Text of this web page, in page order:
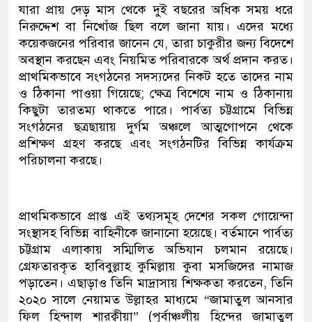
যারা প্রায় দেড় মাস থেকে দুই বছরের অধিক সময় ধরে
নিরুদ্দেশ বা নিখোঁজ ছিল বলে জানা যায়। এদের মধ্যে
কয়েকজনের পরিবার জানেন যে, তারা চাকুরীর জন্য বিদেশে
অবস্থান করছেন এবং নিয়মিত পরিবারকে অর্থ প্রদান করত।
প্রাথমিকভাবে সংগঠনের সদস্যদের নিকট হতে তাদের নাম
ও ঠিকানা পাওয়া গিয়েছে; ক্ষেত্র বিশেষে নাম ও ঠিকানায়
কিছুটা তারতম্য থাকতে পারে। পার্বত্য চট্টগ্রামে বিভিন্ন
সংগঠনের ছত্রছায়ায় দুর্গম অঞ্চলে আত্মগোপনে থেকে
প্রশিক্ষণ গ্রহণ করছে এবং সংগঠনটির বিভিন্ন কার্যক্রম
পরিচালনা করছে।
প্রাথমিকভাবে প্রাপ্ত এই তথ্যসমূহ দেশের সকল গোয়েন্দা
সংস্থাসহ বিভিন্ন বাহিনীকে জানানো হয়েছে। বর্তমানে পার্বত্য
চট্টগ্রাম এলাকায় সম্মিলিত অভিযান চলমান রয়েছে।
গ্রেফতারকৃত হাবিবুল্লাহ কুমিল্লায় কুবা মসজিদের নামাজ
পড়াতেন। এছাড়াও তিনি মাদ্রাসায় শিক্ষকতা করতেন, তিনি
২০২০ সালে নেয়ামত উল্লাহর মাধ্যমে “জামাতুল আনসার
ফিল হিন্দাল শারক্বীয়া” (পূর্বাঞ্চলীয় হিন্দের জামাতুল